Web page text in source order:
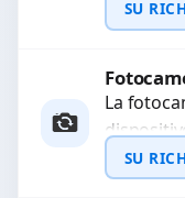
immagini
SU
La
problemi
SU